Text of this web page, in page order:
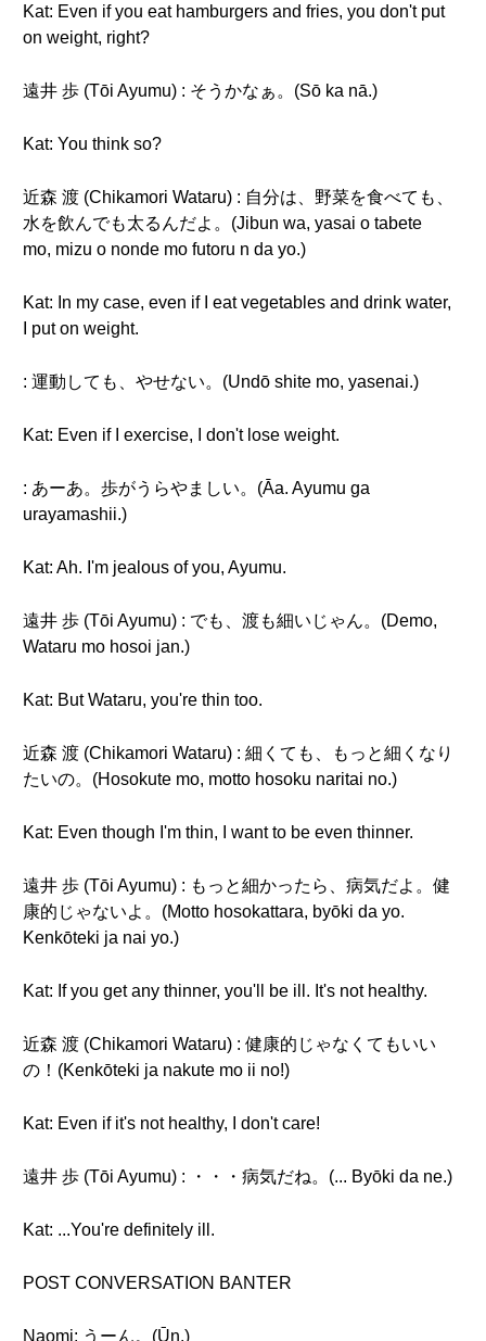
Kat: Even if you eat hamburgers and fries, you don't put
on weight, right?
遠井 歩 (Tōi Ayumu) : そうかなぁ。(Sō ka nā.)
Kat: You think so?
近森 渡 (Chikamori Wataru) : 自分は、野菜を食べても、
水を飲んでも太るんだよ。(Jibun wa, yasai o tabete
mo, mizu o nonde mo futoru n da yo.)
Kat: In my case, even if I eat vegetables and drink water,
I put on weight.
: 運動しても、やせない。(Undō shite mo, yasenai.)
Kat: Even if I exercise, I don't lose weight.
: あーあ。歩がうらやましい。(Āa. Ayumu ga
urayamashii.)
Kat: Ah. I'm jealous of you, Ayumu.
遠井 歩 (Tōi Ayumu) : でも、渡も細いじゃん。(Demo,
Wataru mo hosoi jan.)
Kat: But Wataru, you're thin too.
近森 渡 (Chikamori Wataru) : 細くても、もっと細くなり
たいの。(Hosokute mo, motto hosoku naritai no.)
Kat: Even though I'm thin, I want to be even thinner.
遠井 歩 (Tōi Ayumu) : もっと細かったら、病気だよ。健
康的じゃないよ。(Motto hosokattara, byōki da yo.
Kenkōteki ja nai yo.)
Kat: If you get any thinner, you'll be ill. It's not healthy.
近森 渡 (Chikamori Wataru) : 健康的じゃなくてもいい
の！(Kenkōteki ja nakute mo ii no!)
Kat: Even if it's not healthy, I don't care!
遠井 歩 (Tōi Ayumu) : ・・・病気だね。(... Byōki da ne.)
Kat: ...You're definitely ill.
POST CONVERSATION BANTER
Naomi: うーん。(Ūn.)